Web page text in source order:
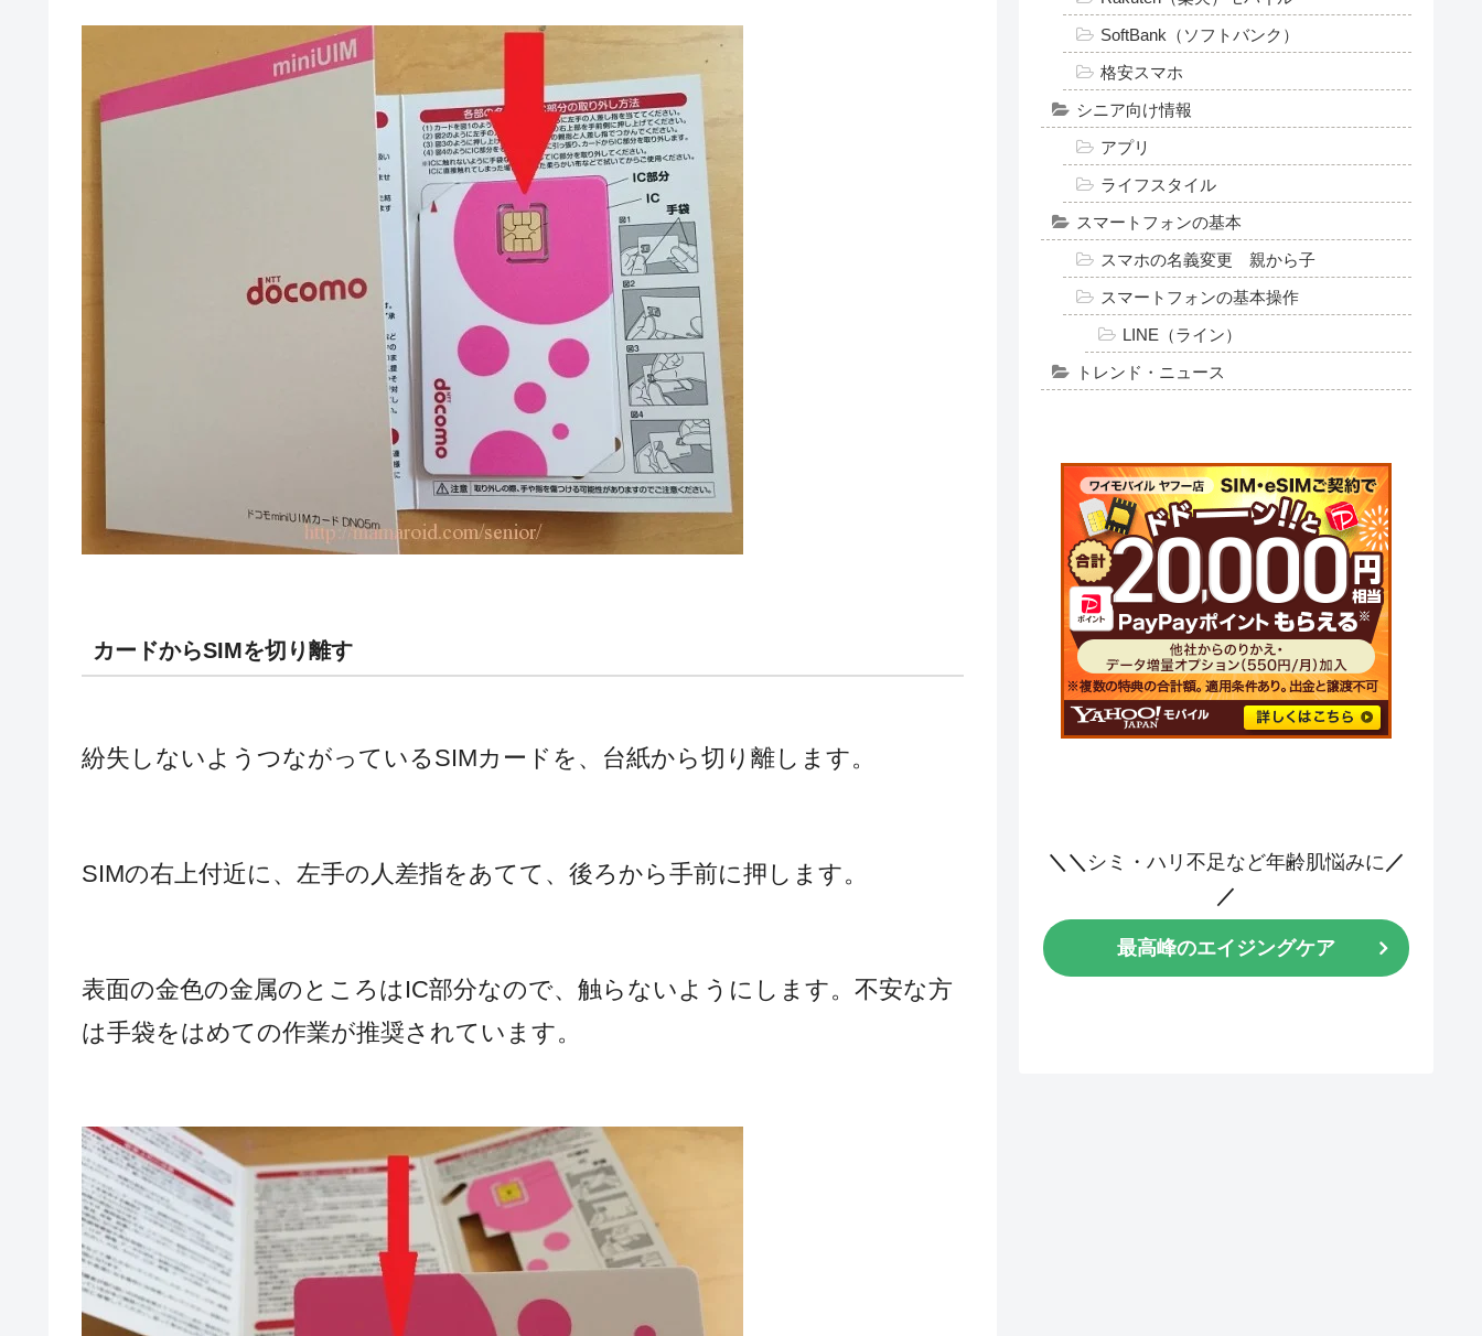
カードからSIMを切り離す
紛失しないようつながっているSIMカードを、台紙から切り離します。
SIMの右上付近に、左手の人差指をあてて、後ろから手前に押します。
表面の金色の金属のところはIC部分なので、触らないようにします。不安な方
は手袋をはめての作業が推奨されています。
3選
カ テゴリー
キャリア別情報
au
docomo（ドコモ）
Rakuten（楽天）モバイル
SoftBank（ソフトバンク）
格安スマホ
ライフスタイル
スマートフォンの基本
スマホの名義変更 親から子
スマートフォンの基本操作
LINE（ライン）
トレンド・ニュース